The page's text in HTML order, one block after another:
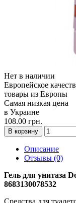
Нет в наличии
Европейское
товары из Европы
Самая низкая цена
в Украине
108.00 грн.
В корзину
Описание
Отзывы (0)
Гель для унитаза
8683130078532
Средства для